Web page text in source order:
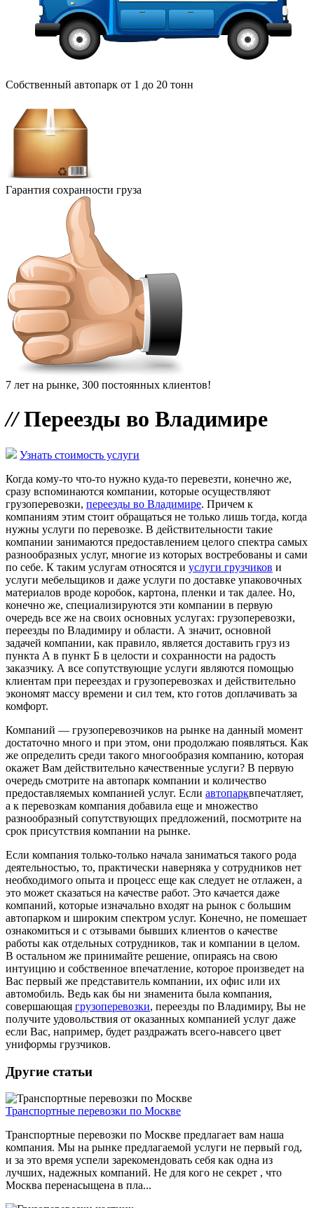
Собственный автопарк от 1 до 20 тонн
Гарантия сохранности груза
7 лет на рынке, 300 постоянных клиентов!
//Переезды во Владимире
Узнать стоимость услуги
Когда кому-то что-то нужно куда-то перевезти, конечно же,
сразу вспоминаются компании, которые осуществляют
грузоперевозки, переезды во Владимире. Причем к
компаниям этим стоит обращаться не только лишь тогда, когда
нужны услуги по перевозке. В действительности такие
компании занимаются предоставлением целого спектра самых
разнообразных услуг, многие из которых востребованы и сами
по себе. К таким услугам относятся и услуги грузчиков и
услуги мебельщиков и даже услуги по доставке упаковочных
материалов вроде коробок, картона, пленки и так далее. Но,
конечно же, специализируются эти компании в первую
очередь все же на своих основных услугах: грузоперевозки,
переезды по Владимиру и области. А значит, основной
задачей компании, как правило, является доставить груз из
пункта А в пункт Б в целости и сохранности на радость
заказчику. А все сопутствующие услуги являются помощью
клиентам при переездах и грузоперевозках и действительно
экономят массу времени и сил тем, кто готов доплачивать за
комфорт.
Компаний — грузоперевозчиков на рынке на данный момент
достаточно много и при этом, они продолжаю появляться. Как
же определить среди такого многообразия компанию, которая
окажет Вам действительно качественные услуги? В первую
очередь смотрите на автопарк компании и количество
предоставляемых компанией услуг. Если автопарквпечатляет,
а к перевозкам компания добавила еще и множество
разнообразный сопутствующих предложений, посмотрите на
срок присутствия компании на рынке.
Если компания только-только начала заниматься такого рода
деятельностью, то, практически наверняка у сотрудников нет
необходимого опыта и процесс еще как следует не отлажен, а
это может сказаться на качестве работ. Это качается даже
компаний, которые изначально входят на рынок с большим
автопарком и широким спектром услуг. Конечно, не помешает
ознакомиться и с отзывами бывших клиентов о качестве
работы как отдельных сотрудников, так и компании в целом.
В остальном же принимайте решение, опираясь на свою
интуицию и собственное впечатление, которое произведет на
Вас первый же представитель компании, их офис или их
автомобиль. Ведь как бы ни знаменита была компания,
совершающая грузоперевозки, переезды по Владимиру, Вы не
получите удовольствия от оказанных компанией услуг даже
если Вас, например, будет раздражать всего-навсего цвет
униформы грузчиков.
Другие статьи
Транспортные перевозки по Москве
Транспортные перевозки по Москве предлагает вам наша
компания. Мы на рынке предлагаемой услуги не первый год,
и за это время успели зарекомендовать себя как одна из
лучших, надежных компаний. Не для кого не секрет , что
Москва перенасыщена в пла...